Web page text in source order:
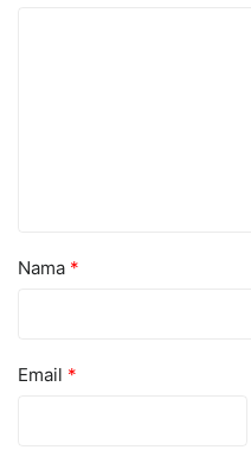
Nama *
Email *